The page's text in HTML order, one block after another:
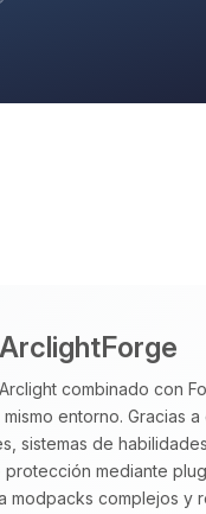
combinado con
entorno. Gracias
sistemas de
mediante
complejos y